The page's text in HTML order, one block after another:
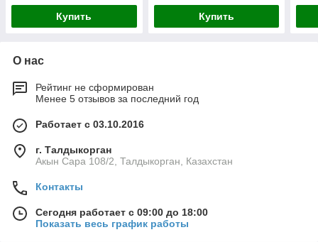
Купить Купить
О нас
Рейтинг не сформирован
Менее 5 отзывов за последний год
Работает с 03.10.2016
г. Талдыкорган
Акын Сара 108/2, Талдыкорган, Казахстан
Контакты
Сегодня работает с 09:00 до 18:00
Показать весь график работы